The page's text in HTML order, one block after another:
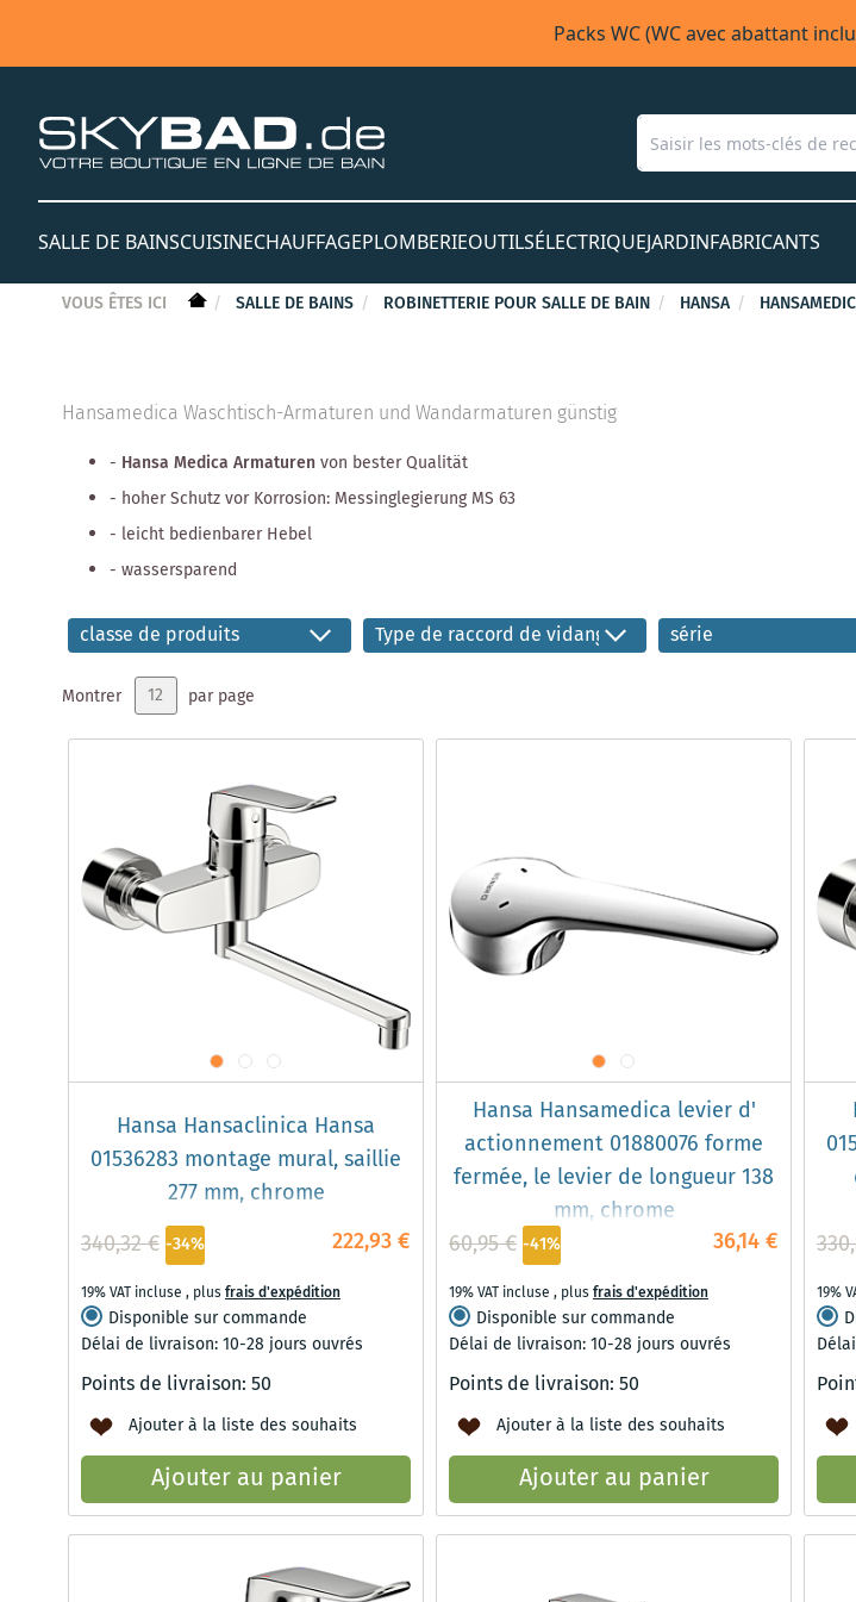
Packs WC (WC avec abattant
SALLE DE BAINSCUISINECHAUFFAGEPLOMBERIEOUTILSÉLECTRIQUEJARDINFABRICANTS
VOUS ÊTES ICI SALLE DE BAINS ROBINETTERIE POUR SALLE DE BAIN HANSA
Hansamedica Waschtisch-Armaturen und Wandarmaturen günstig
- Hansa Medica Armaturenvon bester Qualität
- hoher Schutz vor Korrosion: Messinglegierung MS 63
- leicht bedienbarer Hebel
- wassersparend
classe de produits Type de raccord de vidange série
Montrer par page
Hansa Hansaclinica Hansa
01536283 montage mural, saillie
277 mm, chrome
222,93 €
340,32 € -34%
19% VAT incluse , plusfrais d'expédition
Disponible sur commande
Délai de livraison: 10-28 jours ouvrés
Points de livraison: 50
Ajouter à la liste des souhaits
Ajouter au panier
Hansa Hansamedica levier d'
actionnement 01880076 forme
fermée, le levier de longueur 138
mm, chrome
36,14 €
60,95 € -41%
19% VAT incluse , plusfrais d'expédition
Disponible sur commande
Délai de livraison: 10-28 jours ouvrés
Points de livraison: 50
Ajouter à la liste des souhaits
Ajouter au panier
19%